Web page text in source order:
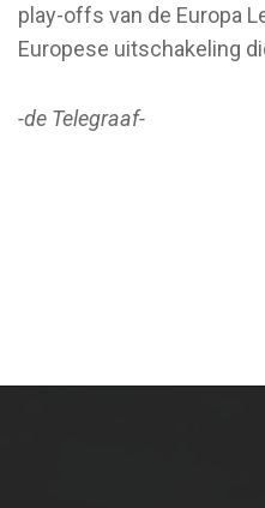
play-offs van de Europa
Europese uitschakeling
-de Telegraaf-